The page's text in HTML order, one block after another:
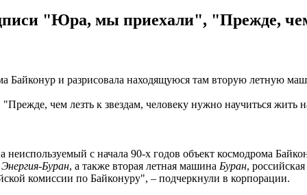
"Юра, мы приехали", "Прежде, чем
Байконур и разрисовала находящуюся там вторую летную
чем лезть к звездам, человеку нужно научиться жить
с начала 90-х годов объект космодрома
Энергия-Буран, а также вторая летная машина Буран,
комиссии по Байконуру", – подчеркнули в корпорации.